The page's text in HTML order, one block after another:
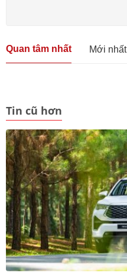
Quan tâm nhất Mới nhất
Tin cũ hơn